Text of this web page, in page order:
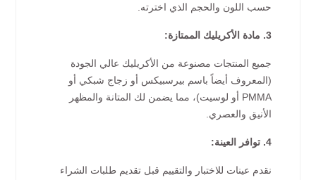
حسب اللون والحجم الذي اخترته.
3. مادة الأكريليك الممتازة:
جميع المنتجات مصنوعة من الأكريليك عالي الجودة
(المعروف أيضاً باسم بيرسبيكس أو زجاج شبكي أو
PMMA أو لوسيت)، مما يضمن لك المتانة والمظهر
الأنيق والعصري.
4. توافر العينة:
نقدم عينات للاختبار والتقييم قبل تقديم طلبات الشراء